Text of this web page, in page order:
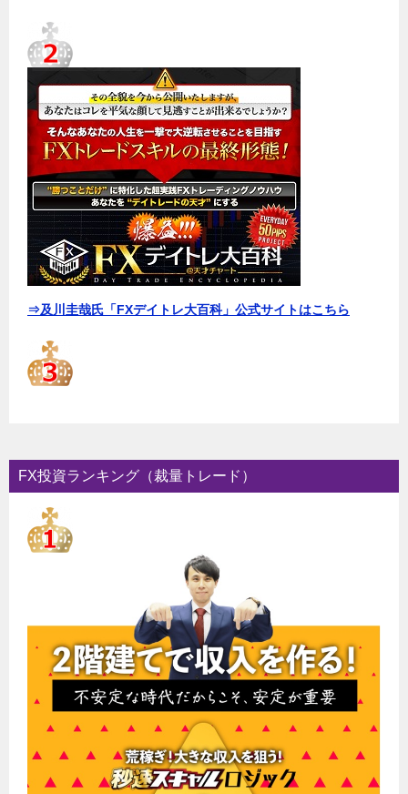
⇒及川圭哉氏「FXデイトレ大百科」公式サイトはこちら
FX投資ランキング（裁量トレード）